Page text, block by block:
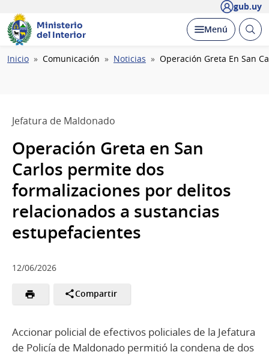
gub.uy
Ministerio
del Interior
Desplegar
Menú Abrir
Ruta
Inicio Comunicación Noticias Operación Greta En San
Jefatura de Maldonado
Operación Greta en San
Carlos permite dos
formalizaciones por delitos
relacionados a sustancias
estupefacientes
12/06/2026
Compartir
Accionar policial de efectivos policiales de la Jefatura
de Policía de Maldonado permitió la condena de dos